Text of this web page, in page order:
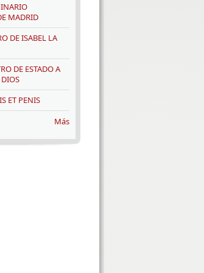
MADRID
DE ISABEL LA
DE ESTADO A
ET PENIS
Más